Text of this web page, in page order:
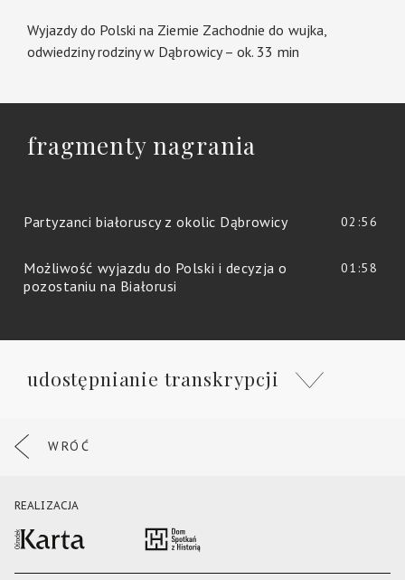
Wyjazdy do Polski na Ziemie Zachodnie do wujka,
odwiedziny rodziny w Dąbrowicy – ok. 33 min
fragmenty nagrania
Partyzanci białoruscy z okolic Dąbrowicy 02:56
Możliwość wyjazdu do Polski i decyzja o
pozostaniu na Białorusi
01:58
udostępnianie transkrypcji
WRÓĆ
REALIZACJA